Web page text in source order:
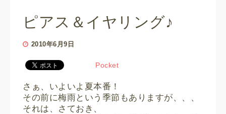
ピアス＆イヤリング♪
2010年6月9日
Pocket
さぁ、いよいよ夏本番！
その前に梅雨という季節もありますが、、、
それは、さておき、